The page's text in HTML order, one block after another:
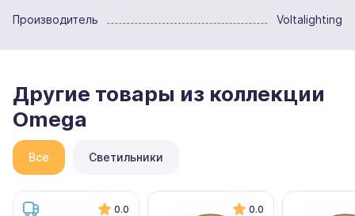
Производитель Voltalighting
Другие товары из коллекции
Omega
Все Светильники
0.0 0.0